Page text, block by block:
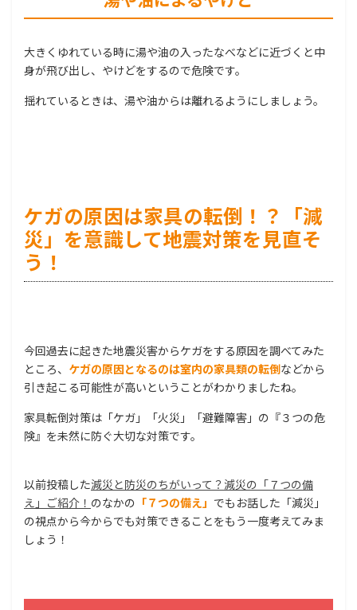
大きくゆれている時に湯や油の入ったなべなどに近づくと中
身が飛び出し、やけどをするので危険です。
揺れているときは、湯や油からは離れるようにしましょう。
ケガの原因は家具の転倒！？「減
災」を意識して地震対策を見直そ
う！
今回過去に起きた地震災害からケガをする原因を調べてみた
ところ、 ケガの原因となるのは室内の家具類の転倒などから
引き起こる可能性が高いということがわかりましたね。
家具転倒対策は「ケガ」「火災」「避難障害」の『３つの危
険』を未然に防ぐ大切な対策です。
以前投稿した減災と防災のちがいって？減災の「７つの備
え」ご紹介！ のなかの 「７つの備え」 でもお話した「減災」
の視点から今からでも対策できることをもう一度考えてみま
しょう！